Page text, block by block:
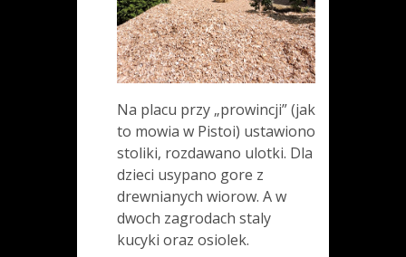
Na placu przy „prowincji” (jak
to mowia w Pistoi) ustawiono
stoliki, rozdawano ulotki. Dla
dzieci usypano gore z
drewnianych wiorow. A w
dwoch zagrodach staly
kucyki oraz osiolek.